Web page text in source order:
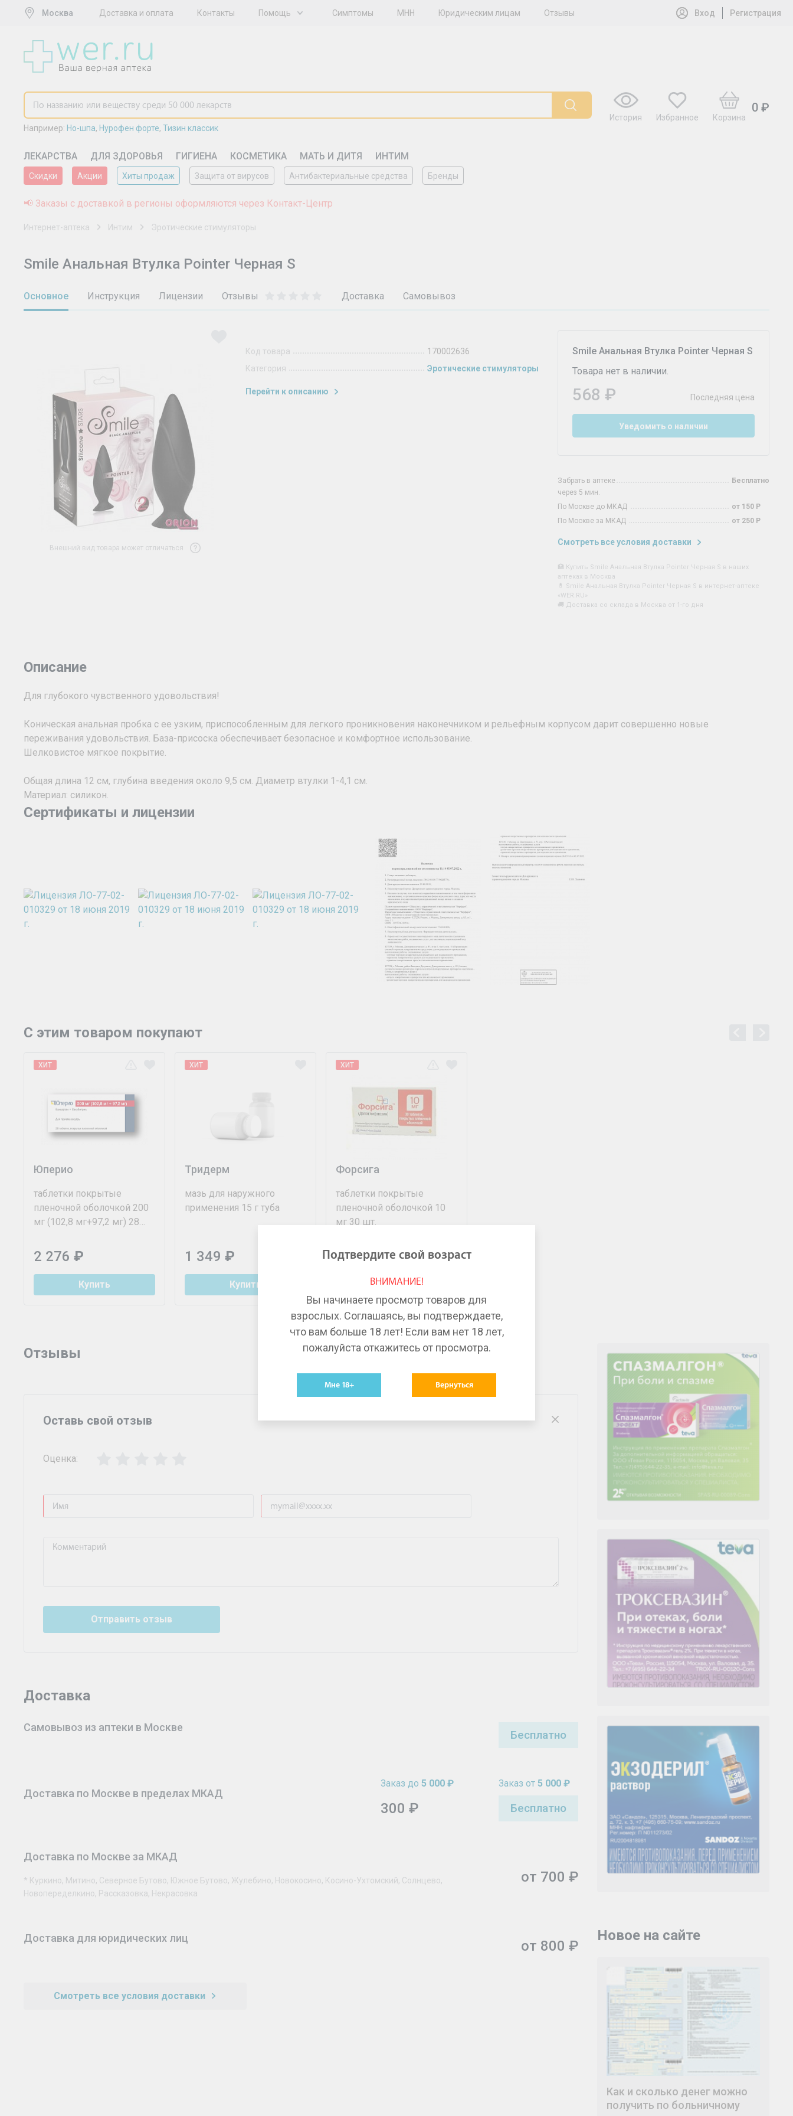
Москва Доставка и оплата Контакты Помощь Симптомы МНН Юридическим лицам Отзывы Вход Регистрация
История Избранное Корзина
0 ₽
Например: Но-шпа, Нурофен форте, Тизин классик
ЛЕКАРСТВА ДЛЯ ЗДОРОВЬЯ ГИГИЕНА КОСМЕТИКА МАТЬ И ДИТЯ ИНТИМ
Скидки Акции Хиты продаж Защита от вирусов Антибактериальные средства Бренды
📢 Заказы с доставкой в регионы оформляются через Контакт-Центр
Интернет-аптека Интим Эротические стимуляторы
Smile Анальная Втулка Pointer Черная S
Основное Инструкция Лицензии Отзывы Доставка Самовывоз
Внешний вид товара может отличаться
Smile Анальная Втулка Pointer Черная S
Товара нет в наличии.
568 ₽ Последняя цена
Уведомить о наличии
Забрать в аптеке
через 5 мин.
Бесплатно
По Москве до МКАД
от 150 Р
По Москве за МКАД
от 250 Р
Смотреть все условия доставки
🏥 Купить Smile Анальная Втулка Pointer Черная S в наших
аптеках в Москва
💊 Smile Анальная Втулка Pointer Черная S в интернет-аптеке
«WER.RU»
🚚 Доставка со склада в Москва от 1-го дня
Код товара
170002636
Категория
Эротические стимуляторы
Перейти к описанию
Описание
Для глубокого чувственного удовольствия!
Коническая анальная пробка с ее узким, приспособленным для легкого проникновения наконечником и рельефным корпусом дарит совершенно новые
переживания удовольствия. База-присоска обеспечивает безопасное и комфортное использование.
Шелковистое мягкое покрытие.
Общая длина 12 см, глубина введения около 9,5 см. Диаметр втулки 1-4,1 см.
Материал: силикон.
Сертификаты и лицензии
C этим товаром покупают
ХИТ
Юперио
таблетки покрытые
пленочной оболочкой 200
мг (102,8 мг+97,2 мг) 28
2 276 ₽
Купить
ХИТ
Тридерм
мазь для наружного
применения 15 г туба
1 349 ₽
Купить
ХИТ
Форсига
таблетки покрытые
пленочной оболочкой 10
мг 30 шт.
2 579₽
Купить
Отзывы
Оставь свой отзыв
Оценка:
Отправить отзыв
Доставка
Самовывоз из аптеки в Москве
Бесплатно
Доставка по Москве в пределах МКАД
Заказ до 5 000 ₽
300 ₽
Заказ от 5 000 ₽
Бесплатно
Доставка по Москве за МКАД
* Куркино, Митино, Северное Бутово, Южное Бутово, Жулебино, Новокосино, Косино-Ухтомский, Солнцево,
Новопеределкино, Рассказовка, Некрасовка
от 700 ₽
Доставка для юридических лиц от 800 ₽
Смотреть все условия доставки
Новое на сайте
Как и сколько денег можно
получить по больничному
Подтвердите свой возраст
ВНИМАНИЕ!
Вы начинаете просмотр товаров для
взрослых. Соглашаясь, вы подтверждаете,
что вам больше 18 лет! Если вам нет 18 лет,
пожалуйста откажитесь от просмотра.
Мне 18+ Вернуться